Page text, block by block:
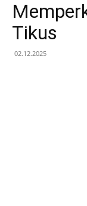
Tikus
02.12.2025